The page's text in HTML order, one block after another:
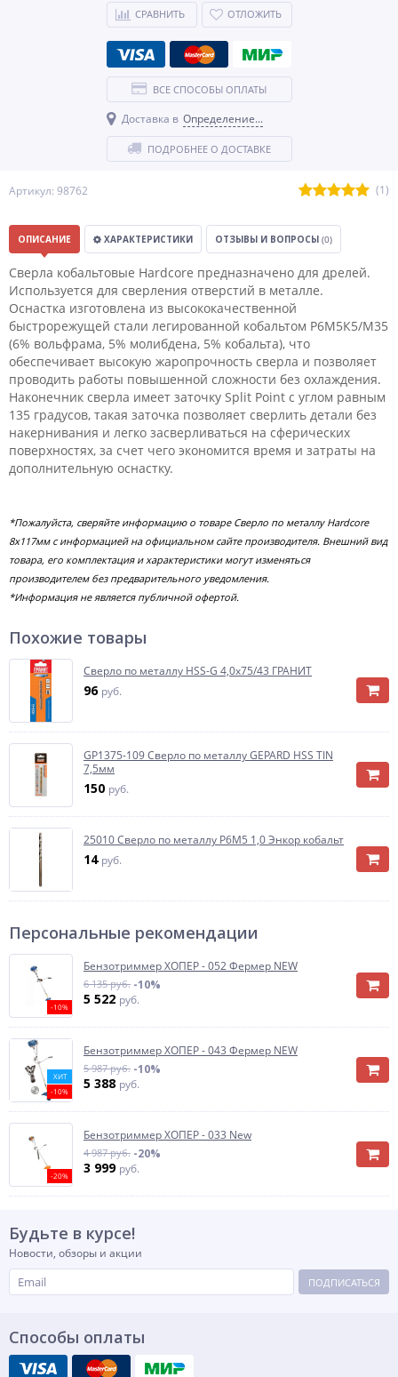
Артикул: 98762 (1)
СРАВНИТЬ ОТЛОЖИТЬ
ВСЕ СПОСОБЫ ОПЛАТЫ
Доставка в Определение...
ПОДРОБНЕЕ О ДОСТАВКЕ
ОПИСАНИЕ ХАРАКТЕРИСТИКИ ОТЗЫВЫ И ВОПРОСЫ (0)
Сверла кобальтовые Hardcore предназначено для дрелей.
Используется для сверления отверстий в металле.
Оснастка изготовлена из высококачественной
быстрорежущей стали легированной кобальтом Р6М5К5/М35
(6% вольфрама, 5% молибдена, 5% кобальта), что
обеспечивает высокую жаропрочность сверла и позволяет
проводить работы повышенной сложности без охлаждения.
Наконечник сверла имеет заточку Split Point с углом равным
135 градусов, такая заточка позволяет сверлить детали без
накернивания и легко засверливаться на сферических
поверхностях, за счет чего экономится время и затраты на
дополнительную оснастку.
*Пожалуйста, сверяйте информацию о товаре Сверло по металлу Hardcore
8х117мм с информацией на официальном сайте производителя. Внешний вид
товара, его комплектация и характеристики могут изменяться
производителем без предварительного уведомления.
*Информация не является публичной офертой.
Похожие товары
Сверло по металлу HSS-G 4,0х75/43 ГРАНИТ
96 руб.
GP1375-109 Сверло по металлу GEPARD HSS TIN
7,5мм
150 руб.
25010 Сверло по металлу Р6М5 1,0 Энкор кобальт
14 руб.
Персональные рекомендации
-10%
Бензотриммер ХОПЕР - 052 Фермер NEW
6 135 руб. -10%
5 522 руб.
ХИТ
-10%
Бензотриммер ХОПЕР - 043 Фермер NEW
5 987 руб. -10%
5 388 руб.
-20%
Бензотриммер ХОПЕР - 033 New
4 987 руб. -20%
3 999 руб.
Будьте в курсе!
Новости, обзоры и акции
ПОДПИСАТЬСЯ
Способы оплаты